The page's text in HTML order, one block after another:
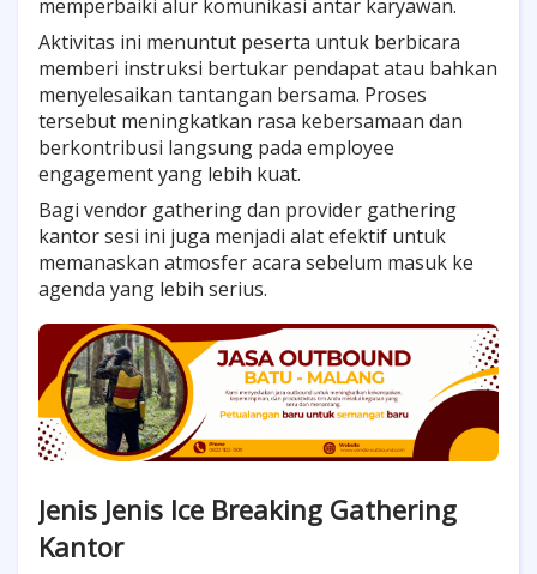
memperbaiki alur komunikasi antar karyawan.
Aktivitas ini menuntut peserta untuk berbicara
memberi instruksi bertukar pendapat atau bahkan
menyelesaikan tantangan bersama. Proses
tersebut meningkatkan rasa kebersamaan dan
berkontribusi langsung pada employee
engagement yang lebih kuat.
Bagi vendor gathering dan provider gathering
kantor sesi ini juga menjadi alat efektif untuk
memanaskan atmosfer acara sebelum masuk ke
agenda yang lebih serius.
Jenis Jenis Ice Breaking Gathering
Kantor